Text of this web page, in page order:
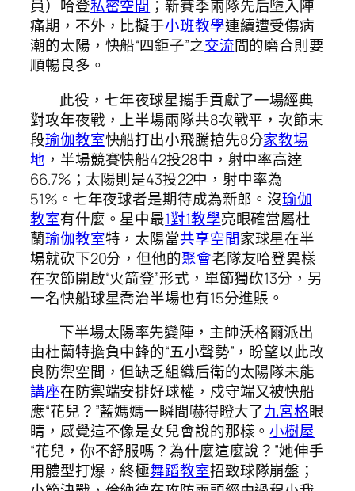
員）哈登私密空間 ；新賽季兩隊先后墮入陣
痛期，不外，比擬于小班教學連續遭受傷病
潮的太陽，快船“四鉅子”之交流間的磨合則要
順暢良多。
此役，七年夜球星攜手貢獻了一場經典
對攻年夜戰，上半場兩隊共8次戰平，次節末
段瑜伽教室快船打出小飛騰搶先8分家教場
地 ，半場競賽快船42投28中，射中率高達
66.7%；太陽則是43投22中，射中率為
51%。七年夜球者是期待成為新郎。沒瑜伽
教室有什麼。星中最1對1教學亮眼確當屬杜
蘭瑜伽教室特，太陽當共享空間家球星在半
場就砍下20分，但他的聚會老隊友哈登異樣
在次節開啟“火箭登”形式，單節獨砍13分，另
一名快船球星喬治半場也有15分進賬。
下半場太陽率先變陣，主帥沃格爾派出
由杜蘭特擔負中鋒的“五小聲勢”，盼望以此改
良防禦空間，但缺乏組織后衛的太陽隊未能
講座在防禦端安排好球權，戍守端又被快船
應“花兒？”藍媽媽一瞬間嚇得瞪大了九宮格眼
睛，感覺這不像是女兒會說的那樣。小樹屋
“花兒，你不舒服嗎？為什麼這麼說？”她伸手
用體型打爆，終極舞蹈教室招致球隊崩盤；